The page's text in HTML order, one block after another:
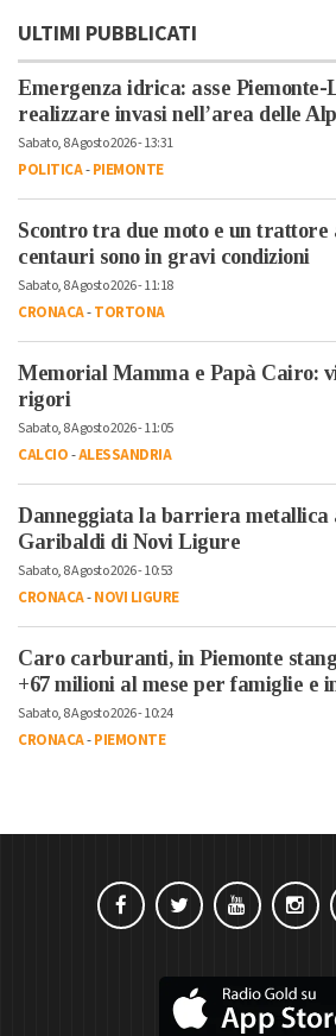
ULTIMI PUBBLICATI
Emergenza idrica: asse
realizzare invasi nell’area delle
Sabato, 8 Agosto 2026 - 13:31
POLITICA-PIEMONTE
Scontro tra due moto e un trattore
centauri sono in gravi condizioni
Sabato, 8 Agosto 2026 - 11:18
CRONACA-TORTONA
Memorial Mamma e Papà Cairo:
rigori
Sabato, 8 Agosto 2026 - 11:05
CALCIO-ALESSANDRIA
Danneggiata la barriera
Garibaldi di Novi Ligure
Sabato, 8 Agosto 2026 - 10:53
CRONACA-NOVI LIGURE
Caro carburanti, in Piemonte
+67 milioni al mese per famiglie e
Sabato, 8 Agosto 2026 - 10:24
CRONACA-PIEMONTE